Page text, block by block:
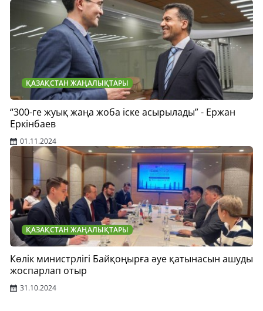
ҚАЗАҚСТАН ЖАҢАЛЫҚТАРЫ
“300-ге жуық жаңа жоба іске асырылады” - Ержан
Еркінбаев
01.11.2024
ҚАЗАҚСТАН ЖАҢАЛЫҚТАРЫ
Көлік министрлігі Байқоңырға әуе қатынасын ашуды
жоспарлап отыр
31.10.2024